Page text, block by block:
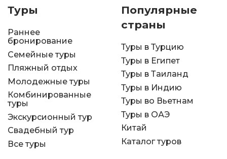
Туры
Раннее
бронирование
Семейные туры
Пляжный отдых
Молодежные туры
Комбинированные
туры
Экскурсионный тур
Свадебный тур
Все туры
Популярные
страны
Туры в Турцию
Туры в Египет
Туры в Таиланд
Туры в Индию
Туры во Вьетнам
Туры в ОАЭ
Китай
Каталог туров